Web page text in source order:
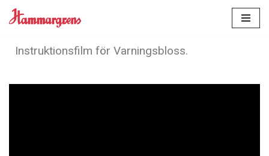
tillInstruktionsfilm för Varningsbloss.